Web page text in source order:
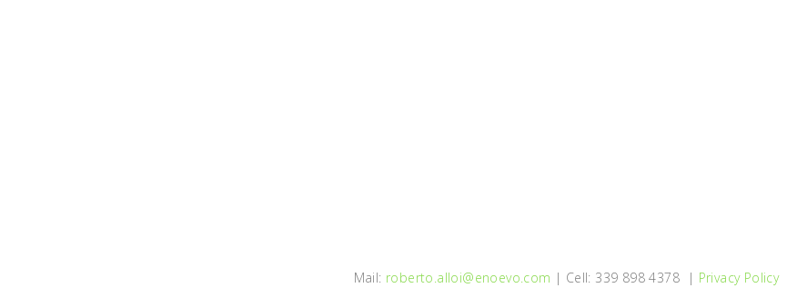
Mail: roberto.alloi@enoevo.com | Cell: 339 898 4378 | Privacy Policy